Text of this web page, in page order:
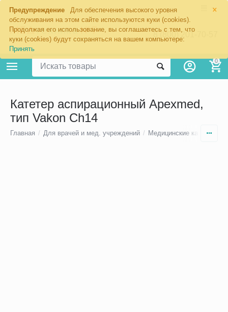
×
Предупреждение
Для обеспечения высокого уровня
обслуживания на этом сайте используются куки (cookies).
Продолжая его использование, вы соглашаетесь с тем, что
куки (cookies) будут сохраняться на вашем компьютере:
Принять
8 (800) 201-70-57
0
Катетер аспирационный Apexmed,
тип Vakon Сh14
Главная / Для врачей и мед. учреждений / Медицинские катетеры